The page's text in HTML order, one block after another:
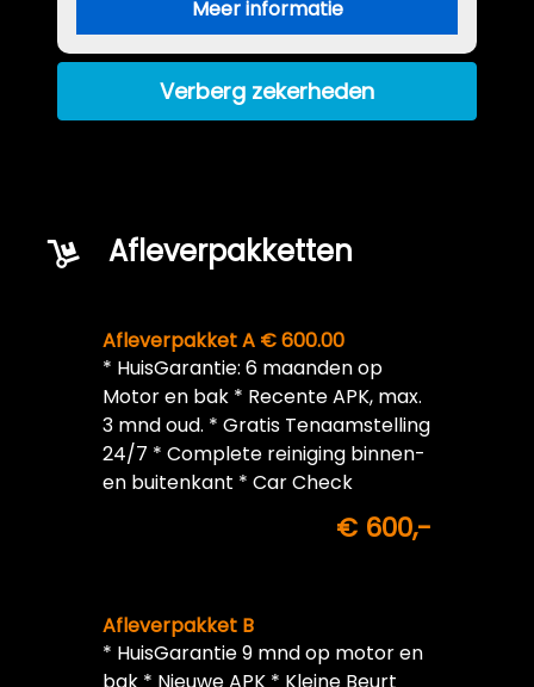
Meer informatie
Verberg zekerheden
Afleverpakketten
Afleverpakket A € 600.00
* HuisGarantie: 6 maanden op
Motor en bak * Recente APK, max.
3 mnd oud. * Gratis Tenaamstelling
24/7 * Complete reiniging binnen-
en buitenkant * Car Check
€ 600,-
Afleverpakket B
* HuisGarantie 9 mnd op motor en